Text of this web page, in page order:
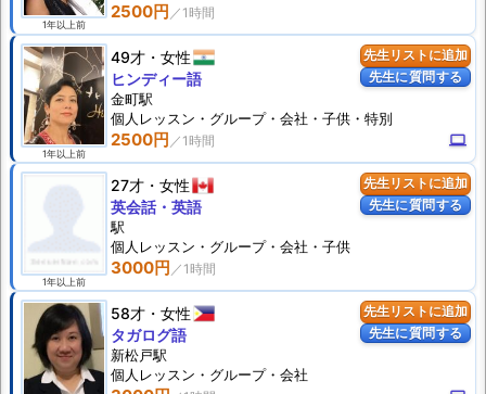
1年以上前
2500円
先生リストに追加
先生に質問する
1年以上前
49才 女性
2500円 computer
ヒンディー語
金町駅
個人 レッスン ・グループ・会社・子供・特別
先生リストに追加
先生に質問する
1年以上前
27才 女性
3000円
英会話・英語
駅
個人 レッスン ・グループ・会社・子供
先生リストに追加
先生に質問する
58才 女性
タガログ語
新松戸駅
個人 レッスン ・グループ・会社